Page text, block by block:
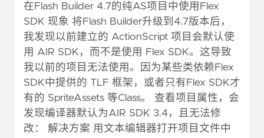
在Flash Builder 4.7的纯AS项目中使用Flex
SDK 现象 将Flash Builder升级到4.7版本后，
我发现以前建立的 ActionScript 项目会默认使
用 AIR SDK，而不是使用 Flex SDK。这导致
我以前的项目无法使用。因为某些类依赖Flex
SDK中提供的 TLF 框架，或者只有Flex SDK才
有的 SpriteAssets 等Class。 查看项目属性，会
发现编译器默认为AIR SDK 3.4，且无法修
改： 解决方案 用文本编辑器打开项目文件中